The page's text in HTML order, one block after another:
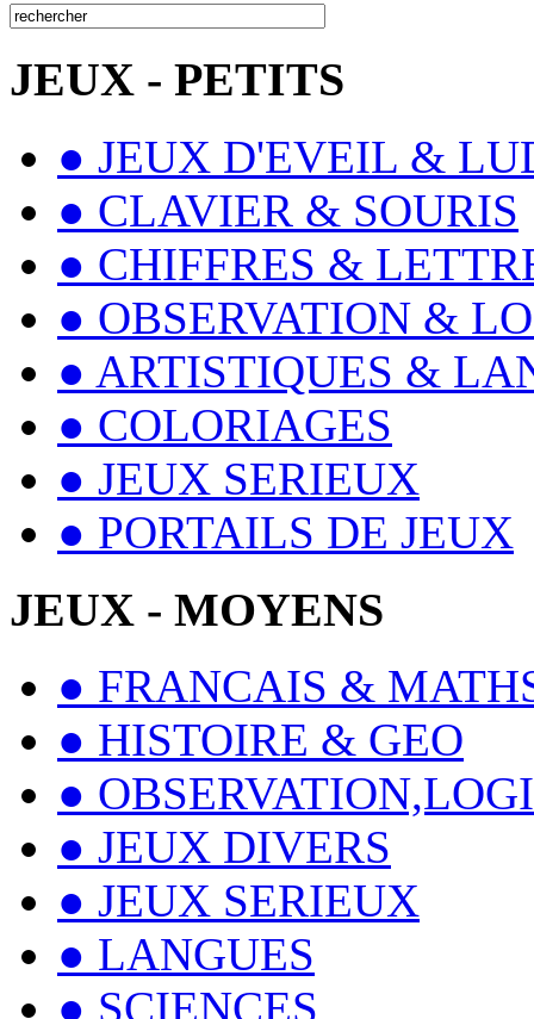
JEUX - PETITS
● JEUX D'EVEIL &
● CLAVIER & SOURIS
● CHIFFRES &
● OBSERVATION &
● ARTISTIQUES &
● COLORIAGES
● JEUX SERIEUX
● PORTAILS DE JEUX
JEUX - MOYENS
● FRANCAIS &
● HISTOIRE & GEO
●
● JEUX DIVERS
● JEUX SERIEUX
● LANGUES
● SCIENCES